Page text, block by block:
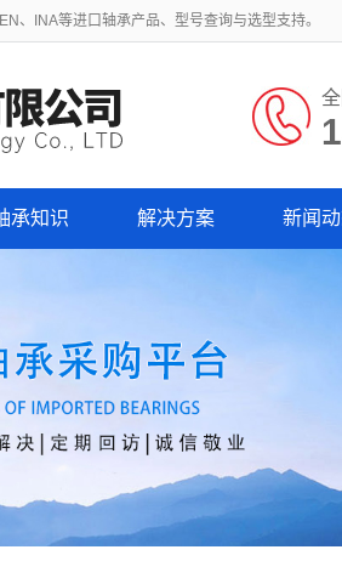
、INA等进口轴承产品、型号查询与选型支持。
承知识 解决方案 新闻